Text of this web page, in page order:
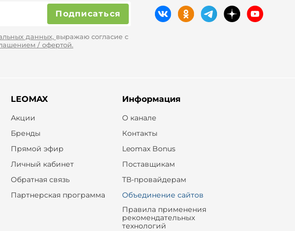
Подписаться
данных, выражаю согласие с
/ офертой.
LEOMAX
Акции
Бренды
Прямой эфир
Личный кабинет
Обратная связь
Партнерская программа
Информация
О канале
Контакты
Leomax Bonus
Поставщикам
ТВ-провайдерам
Объединение сайтов
Правила применения
рекомендательных
технологий